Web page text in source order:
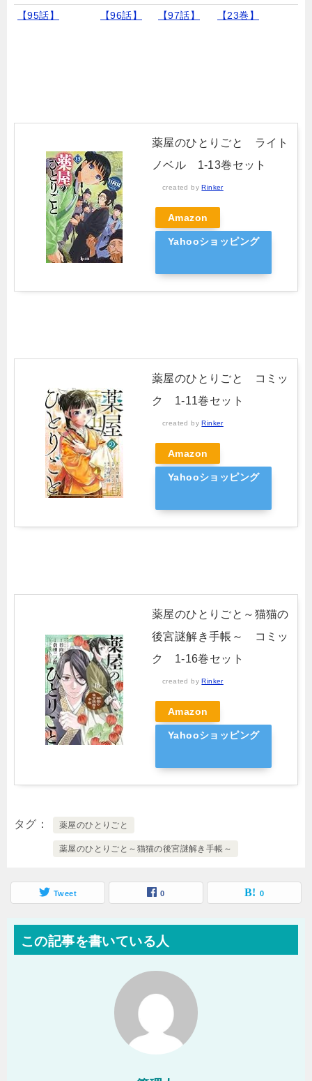
【95話】
【96話】 【97話】 【23巻】
薬屋のひとりごと ライト
ノベル 1-13巻セット
created byRinker
Amazon
Yahooショッピング
薬屋のひとりごと コミッ
ク 1-11巻セット
created byRinker
Amazon
Yahooショッピング
薬屋のひとりごと～猫猫の
後宮謎解き手帳～ コミッ
ク 1-16巻セット
created byRinker
Amazon
Yahooショッピング
タグ 薬屋のひとりごと
薬屋のひとりごと～猫猫の後宮謎解き手帳～
Tweet 0 0
この記事を書いている人